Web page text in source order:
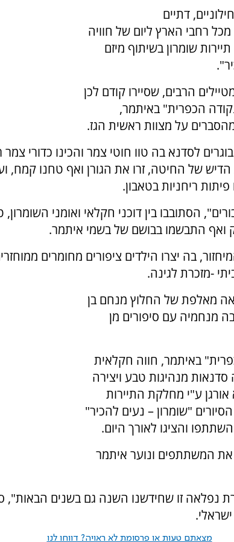
דתיים
מכל רחבי הארץ ליום של חוויה
שומרון בשיתוף מיזם
הרבים, שסיירו קודם לכן
הכפרית" באיתמר,
על מצוות ראשית הגז.
לסדנא בה טוו חוטי צמר והכינו כדורי
הדיש של החיטה, זרו את הגורן ואף טחנו קמח,
ריחניות בטאבון.
הסתובבו בין דוכני חקלאי ואומני
ואף התבשמו בבושם של בשמי איתמר.
בה יצרו הילדים ציפורים מחומרים
-מזכרת לגינה.
מאלפת של החלוץ מנחם בן
מנחמיה עם סיפורים מן
באיתמר, חווה חקלאית
מנהיגות טבע ויצירה
אורגן ע"י מחלקת התיירות
"שומרון – נעים להכיר"
והציגו לאורך היום.
המשתתפים ונוער איתמר
נפלאה זו שחידשנו השנה גם בשנים הבאות",
מצאתם טעות או פרסומת לא ראויה? דווחו לנו